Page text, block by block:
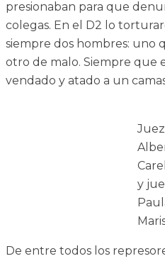
presionaban para que
colegas. En el D2 lo
siempre dos hombres: uno
otro de malo. Siempre que
vendado y atado a un
Juez
y
De entre todos los